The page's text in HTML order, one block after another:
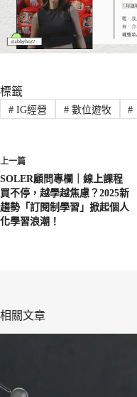
標籤
#IG經營 #數位遊牧 #
上一篇
SOLER顧問專欄｜線上課程
買不停，越學越焦慮？2025新
趨勢「訂閱制學習」掀起個人
化學習浪潮！
相關文章